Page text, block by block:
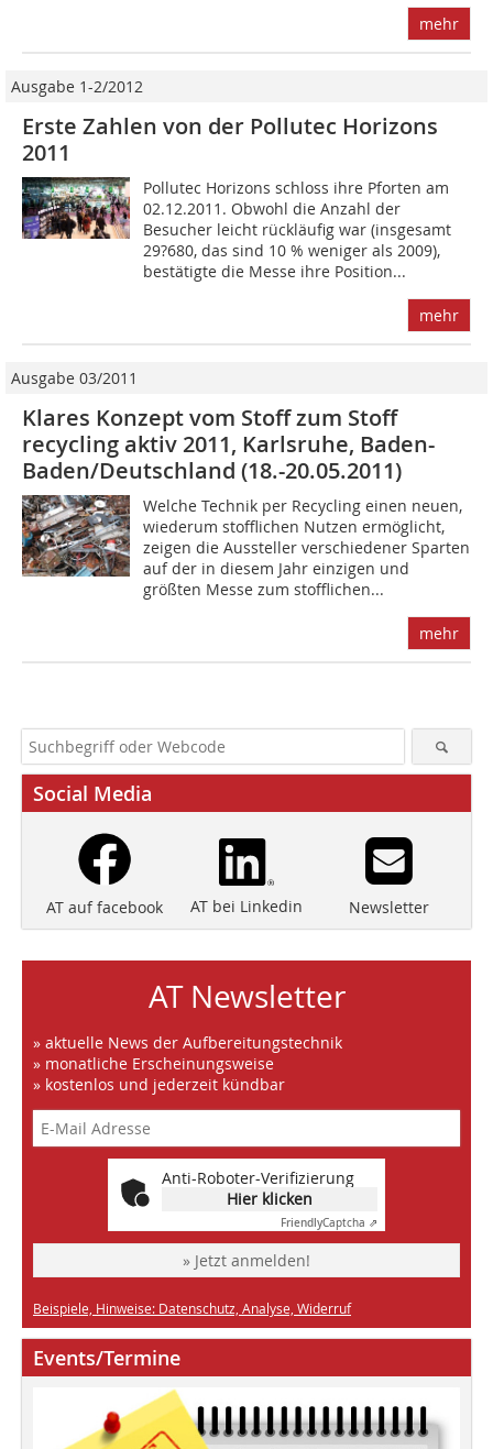
mehr
Ausgabe 1-2/2012
Erste Zahlen von der Pollutec Horizons
2011
Pollutec Horizons schloss ihre Pforten am
02.12.2011. Obwohl die Anzahl der
Besucher leicht rückläufig war (insgesamt
29?680, das sind 10 % weniger als 2009),
bestätigte die Messe ihre Position...
mehr
Ausgabe 03/2011
Klares Konzept vom Stoff zum Stoff
recycling aktiv 2011, Karlsruhe, Baden-
Baden/Deutschland (18.-20.05.2011)
Welche Technik per Recycling einen neuen,
wiederum stoff­lichen Nutzen ermöglicht,
zeigen die Aussteller verschiedener Sparten
auf der in diesem Jahr einzigen und
größten Messe zum stofflichen...
mehr
Social Media
AT auf facebook AT bei Linkedin Newsletter
AT Newsletter
» aktuelle News der Aufbereitungstechnik
» monatliche Erscheinungsweise
» kostenlos und jederzeit kündbar
Anti-Roboter-Verifizierung
Hier klicken
FriendlyCaptcha ⇗
» Jetzt anmelden!
Beispiele, Hinweise: Datenschutz, Analyse, Widerruf
Events/Termine